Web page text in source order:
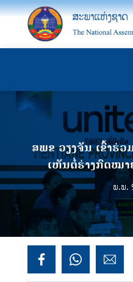
ສພຂ ວຽງຈັນ ເຂົ້າຮ່
ເຫັນຕໍ່ຮ່າງກົດໝາ
ພ.ພ.